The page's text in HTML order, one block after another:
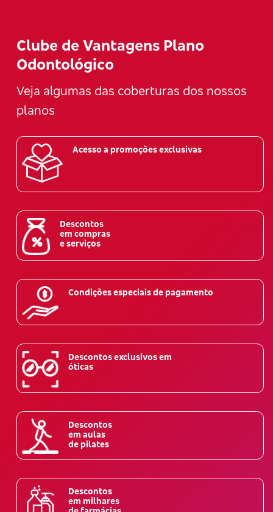
Clube de Vantagens Plano
Odontológico
Veja algumas das coberturas dos nossos
planos
Acesso a promoções exclusivas
Descontos
em compras
e serviços
Condições especiais de pagamento
Descontos exclusivos em
óticas
Descontos
em aulas
de pilates
Descontos
em milhares